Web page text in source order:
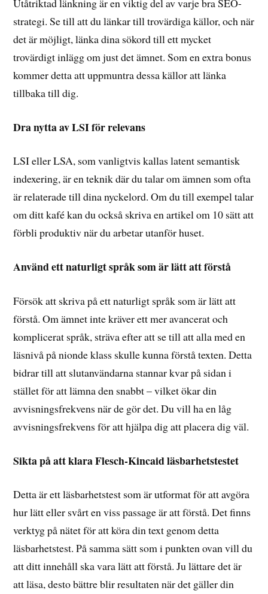
Utåtriktad länkning är en viktig del av varje bra SEO-
strategi. Se till att du länkar till trovärdiga källor, och när
det är möjligt, länka dina sökord till ett mycket
trovärdigt inlägg om just det ämnet. Som en extra bonus
kommer detta att uppmuntra dessa källor att länka
tillbaka till dig.
Dra nytta av LSI för relevans
LSI eller LSA, som vanligtvis kallas latent semantisk
indexering, är en teknik där du talar om ämnen som ofta
är relaterade till dina nyckelord. Om du till exempel talar
om ditt kafé kan du också skriva en artikel om 10 sätt att
förbli produktiv när du arbetar utanför huset.
Använd ett naturligt språk som är lätt att förstå
Försök att skriva på ett naturligt språk som är lätt att
förstå. Om ämnet inte kräver ett mer avancerat och
komplicerat språk, sträva efter att se till att alla med en
läsnivå på nionde klass skulle kunna förstå texten. Detta
bidrar till att slutanvändarna stannar kvar på sidan i
stället för att lämna den snabbt – vilket ökar din
avvisningsfrekvens när de gör det. Du vill ha en låg
avvisningsfrekvens för att hjälpa dig att placera dig väl.
Sikta på att klara Flesch-Kincaid läsbarhetstestet
Detta är ett läsbarhetstest som är utformat för att avgöra
hur lätt eller svårt en viss passage är att förstå. Det finns
verktyg på nätet för att köra din text genom detta
läsbarhetstest. På samma sätt som i punkten ovan vill du
att ditt innehåll ska vara lätt att förstå. Ju lättare det är
att läsa, desto bättre blir resultaten när det gäller din